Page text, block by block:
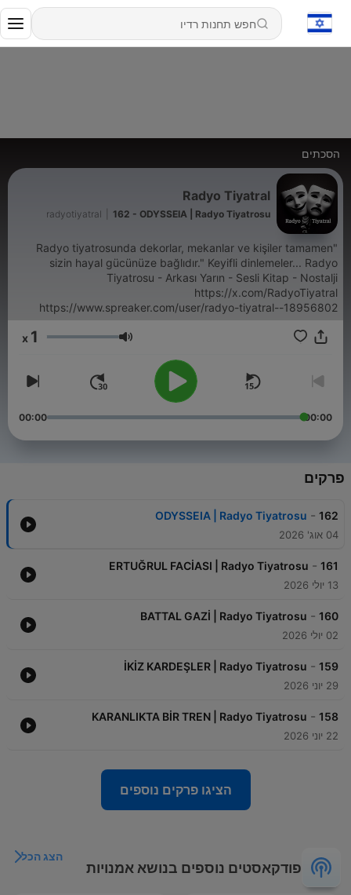
הסכתים
Radyo Tiyatral
radyotiyatral 162 - ODYSSEIA | Radyo Tiyatrosu
​"Radyo tiyatrosunda dekorlar, mekanlar ve kişiler tamamen
sizin hayal gücünüze bağlıdır." Keyifli dinlemeler... Radyo
Tiyatrosu - Arkası Yarın - Sesli Kitap - Nostalji
https://x.com/RadyoTiyatral
https://www.spreaker.com/user/radyo-tiyatral--18956802
עוצמת שמע 1
00:00
00:00
פרקים
162
-
ODYSSEIA | Radyo Tiyatrosu
04 אוג' 2026
161
-
ERTUĞRUL FACİASI | Radyo Tiyatrosu
13 יולי 2026
160
-
BATTAL GAZİ | Radyo Tiyatrosu
02 יולי 2026
159
-
İKİZ KARDEŞLER | Radyo Tiyatrosu
29 יוני 2026
158
-
KARANLIKTA BİR TREN | Radyo Tiyatrosu
22 יוני 2026
הציגו פרקים נוספים
פודקאסטים נוספים בנושא אמנויות
הצג הכל